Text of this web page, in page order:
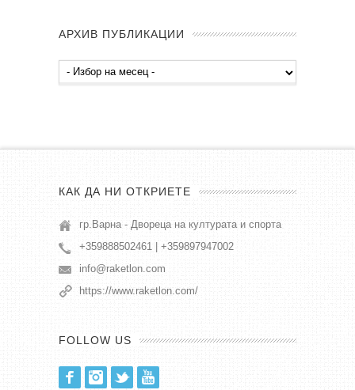
АРХИВ ПУБЛИКАЦИИ
Архив
публикации
КАК ДА НИ ОТКРИЕТЕ
гр.Варна - Двореца на културата и спорта
+359888502461 | +359897947002
info@raketlon.com
https://www.raketlon.com/
FOLLOW US
FacebookInstagram
Twitter